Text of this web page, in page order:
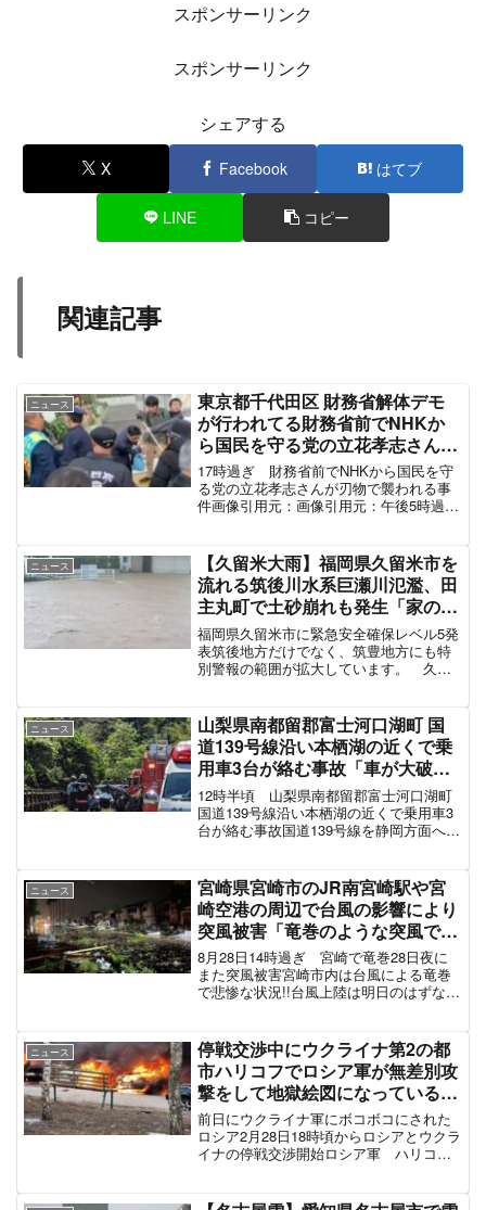
スポンサーリンク
スポンサーリンク
シェアする
X Facebook はてブ
LINE コピー
関連記事
ニュース
東京都千代田区 財務省解体デモ
が行われてる財務省前でNHKか
ら国民を守る党の立花孝志さんが
刃物で襲われる殺人未遂事件
「NHK党の立花党首はナタを持
った男に切りつけられ流血、終始
#財務省解体デモ 3月14日
17時過ぎ 財務省前でNHKから国民を守
る党の立花孝志さんが刃物で襲われる事
件画像引用元：画像引用元：午後5時過
党」の立花孝志党首が男にナタのような
もので切りつけられま...
ニュース
【久留米大雨】福岡県久留米市を
流れる筑後川水系巨瀬川氾濫、田
主丸町で土砂崩れも発生「家の前
の川が氾濫してる、田主丸の村島
橋付近で越水して周辺が冠水」#
筑後川氾濫 #河川氾濫 7月10日
福岡県久留米市に緊急安全確保レベル5発
表筑後地方だけでなく、筑豊地方にも特
別警報の範囲が拡大しています。 久留
報］大雨 朝倉市 ［特別警報］大
雨 東峰村 ［特別警報］...
ニュース
山梨県南都留郡富士河口湖町 国
道139号線沿い本栖湖の近くで乗
用車3台が絡む事故「車が大破で2
人が死亡、レスキューや救急車が
集結してて渋滞してる」9月10日
12時半頃 山梨県南都留郡富士河口湖町
国道139号線沿い本栖湖の近くで乗用車3
台が絡む事故国道139号線を静岡方面へ朝
pic.twitter.com/5ofYafW...
ニュース
宮崎県宮崎市のJR南宮崎駅や宮
崎空港の周辺で台風の影響により
突風被害「竜巻のような突風で窓
ガラス破損、大きな衝撃音があり
雨戸が破壊」「周りの車のガラス
割れてめちゃくちゃ、電線が垂れ
#台風10号 8月29日
8月28日14時過ぎ 宮崎で竜巻28日夜に
また突風被害宮崎市内は台風による竜巻
で悲惨な状況!!台風上陸は明日のはずなの
ニュース
停戦交渉中にウクライナ第2の都
市ハリコフでロシア軍が無差別攻
撃をして地獄絵図になっている現
地の様子「至る所で車が炎上、住
宅街が無差別砲撃されたり住民が
襲われてる」#Ukraine
前日にウクライナ軍にボコボコにされた
ロシア2月28日18時頃からロシアとウクラ
イナの停戦交渉開始ロシア軍 ハリコフ
リコフ市に対して大量攻撃を始めた。住